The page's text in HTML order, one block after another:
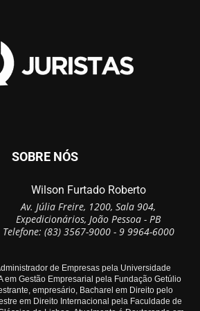
SOBRE NÓS
Wilson Furtado Roberto
Av. Júlia Freire, 1200, Sala 904,
Expedicionários, João Pessoa - PB
Telefone: (83) 3567-9000 - 9 9964-6000
de Empresas pela Universidade
em Gestão Empresarial pela Fundação Getúlio
empresário, Bacharel em Direito pelo
em Direito Internacional pela Faculdade de